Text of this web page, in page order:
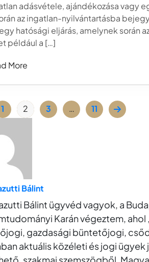
adásvétele, ajándékozása vagy
az ingatlan-nyilvántartásba
hatósági eljárás, amelynek során
például a […]
More
1 2 3 … 11
Bálint
Bálint ügyvéd vagyok, a
Karán végeztem,
gazdasági büntetőjogi,
aktuális közéleti és jogi